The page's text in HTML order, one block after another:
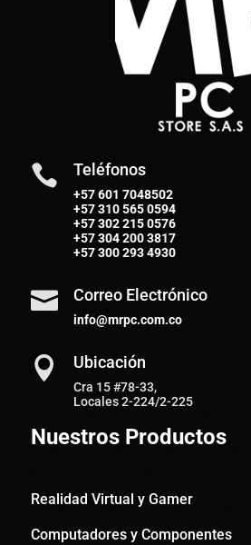
 Teléfonos
+57 601 7048502
+57310 565 0594
+57302 215 0576
+57304 200 3817
+57300 293 4930
 Correo Electrónico
info@mrpc.com.co
 Ubicación
Cra 15 #78-33,
Locales 2-224/2-225
Nuestros Productos
Realidad Virtual y Gamer
Computadores y Componentes